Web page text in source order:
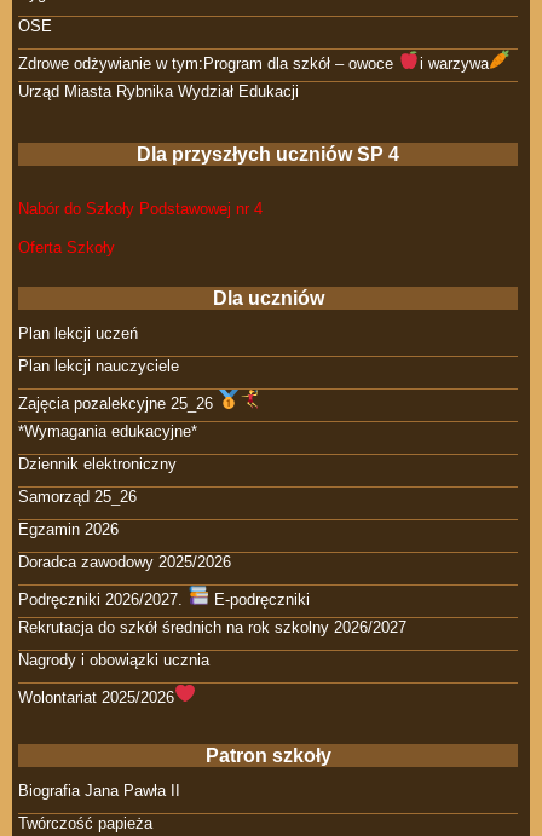
OSE
Zdrowe odżywianie w tym:Program dla szkół – owoce
i warzywa
Urząd Miasta Rybnika Wydział Edukacji
Dla przyszłych uczniów SP 4
Nabór do Szkoły Podstawowej nr 4
Oferta Szkoły
Dla uczniów
Plan lekcji uczeń
Plan lekcji nauczyciele
Zajęcia pozalekcyjne 25_26
*Wymagania edukacyjne*
Dziennik elektroniczny
Samorząd 25_26
Egzamin 2026
Doradca zawodowy 2025/2026
Podręczniki 2026/2027.
E-podręczniki
Rekrutacja do szkół średnich na rok szkolny 2026/2027
Nagrody i obowiązki ucznia
Wolontariat 2025/2026
Patron szkoły
Biografia Jana Pawła II
Twórczość papieża